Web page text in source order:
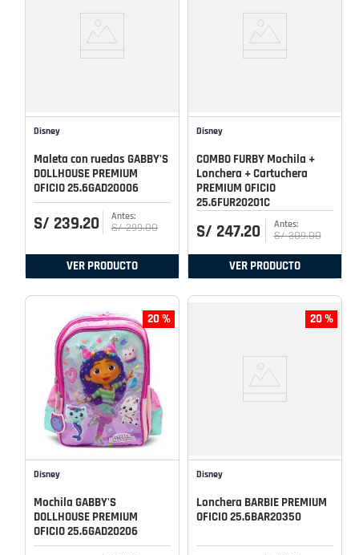
Disney
Maleta con ruedas GABBY'S
DOLLHOUSE PREMIUM
OFICIO 25.6GAD20006
S/ 239.20 S/ 299.00
VER PRODUCTO
Disney
COMBO FURBY Mochila +
Lonchera + Cartuchera
PREMIUM OFICIO
25.6FUR20201C
S/ 247.20 S/ 309.00
VER PRODUCTO
20 %
Disney
Mochila GABBY'S
DOLLHOUSE PREMIUM
OFICIO 25.6GAD20206
20 %
Disney
Lonchera BARBIE PREMIUM
OFICIO 25.6BAR20350